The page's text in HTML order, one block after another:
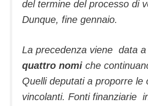
del termine del processo di
Dunque, fine gennaio.
La precedenza viene data a
quattro nomi che
Quelli deputati a proporre le
vincolanti. Fonti finanziarie